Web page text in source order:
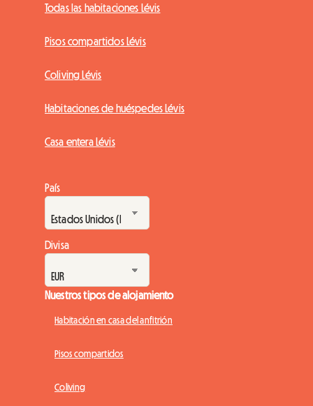
Todas las habitaciones Lévis
Pisos compartidos Lévis
Coliving Lévis
Habitaciones de huéspedes Lévis
Casa entera Lévis
País
Divisa
Nuestros tipos de alojamiento
Habitación en casa del anfitrión
Pisos compartidos
Coliving